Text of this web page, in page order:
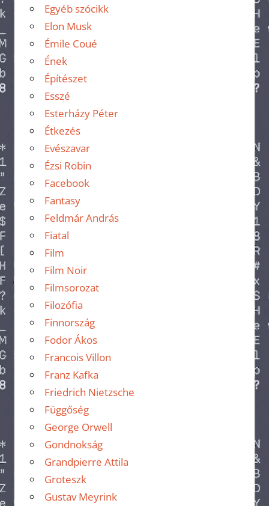
Egyéb szócikk
Elon Musk
Émile Coué
Ének
Építészet
Esszé
Esterházy Péter
Étkezés
Evészavar
Ézsi Robin
Facebook
Fantasy
Feldmár András
Fiatal
Film
Film Noir
Filmsorozat
Filozófia
Finnország
Fodor Ákos
Francois Villon
Franz Kafka
Friedrich Nietzsche
Függőség
George Orwell
Gondnokság
Grandpierre Attila
Groteszk
Gustav Meyrink